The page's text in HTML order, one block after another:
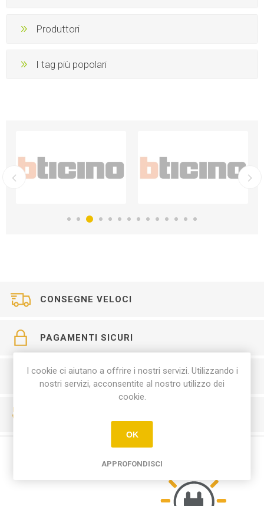
Produttori
I tag più popolari
CONSEGNE VELOCI
PAGAMENTI SICURI
SERVIZIO CLIENTI
I cookie ci aiutano a offrire i nostri servizi. Utilizzando i
nostri servizi, acconsentite al nostro utilizzo dei
cookie.
OK
APPROFONDISCI